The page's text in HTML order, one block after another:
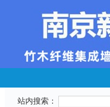
站内搜索：